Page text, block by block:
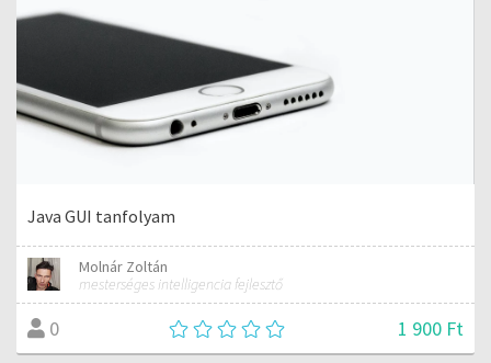
Java GUI tanfolyam
Molnár Zoltán
mesterséges intelligencia fejlesztő
0 1 900 Ft